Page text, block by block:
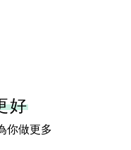
好
你做更多